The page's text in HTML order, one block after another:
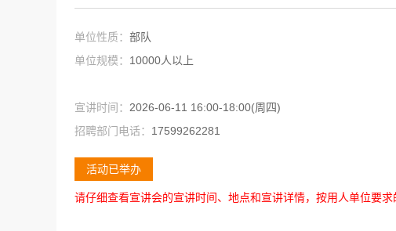
单位性质： 部队
单位规模： 10000人以上
宣讲时间： 2026-06-11 16:00-18:00(周四)
招聘部门电话： 17599262281
活动已举办
请仔细查看宣讲会的宣讲时间、地点和宣讲详情，按用人单位要求